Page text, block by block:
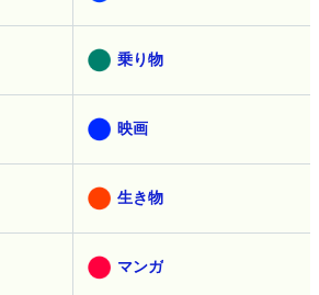
乗り物
映画
生き物
マンガ